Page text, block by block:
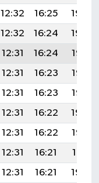
12:32 16:25
19:40
12:32 16:24
19:39
12:31 16:24
19:38
12:31 16:23
19:36
12:31 16:23
19:35
12:31 16:22
19:34
12:31 16:22
19:33
12:31 16:21
19:31
12:31 16:21
19:30